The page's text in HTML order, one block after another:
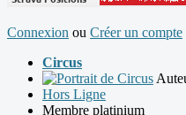
Connexion ou Créer un compte
Circus
Hors Ligne
Membre platinium